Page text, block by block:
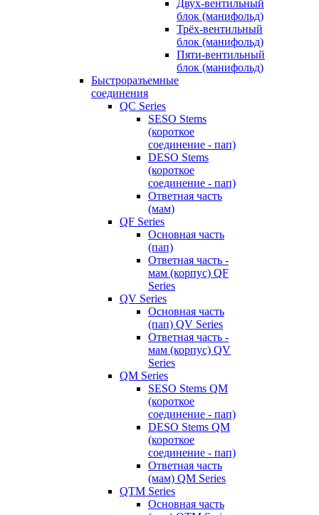
Двух-вентильный
блок (манифольд)
Трёх-вентильный
блок (манифольд)
Пяти-вентильный
блок (манифольд)
Быстроразъемные
соединения
QC Series
SESO Stems
(короткое
соединение - пап)
DESO Stems
(короткое
соединение - пап)
Ответная часть
(мам)
QF Series
Основная часть
(пап)
Ответная часть -
мам (корпус) QF
Series
QV Series
Основная часть
(пап) QV Series
Ответная часть -
мам (корпус) QV
Series
QM Series
SESO Stems QM
(короткое
соединение - пап)
DESO Stems QM
(короткое
соединение - пап)
Ответная часть
(мам) QM Series
QTM Series
Основная часть